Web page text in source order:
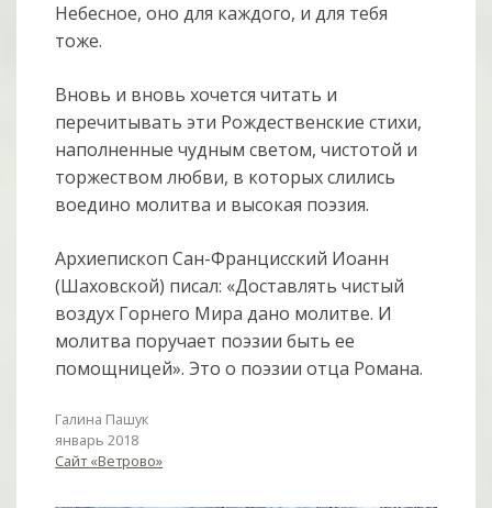
Небесное, оно для каждого, и для тебя
тоже.
Вновь и вновь хочется читать и
перечитывать эти Рождественские стихи,
наполненные чудным светом, чистотой и
торжеством любви, в которых слились
воедино молитва и высокая поэзия.
Архиепископ Сан-Францисский Иоанн
(Шаховской) писал: «Доставлять чистый
воздух Горнего Мира дано молитве. И
молитва поручает поэзии быть ее
помощницей». Это о поэзии отца Романа.
Галина Пашук
январь 2018
Сайт «Ветрово»